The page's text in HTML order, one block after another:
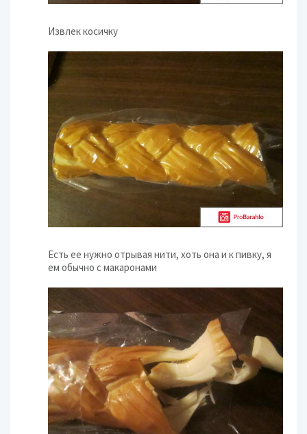
Извлек косичку
Есть ее нужно отрывая нити, хоть она и к пивку, я
ем обычно с макаронами